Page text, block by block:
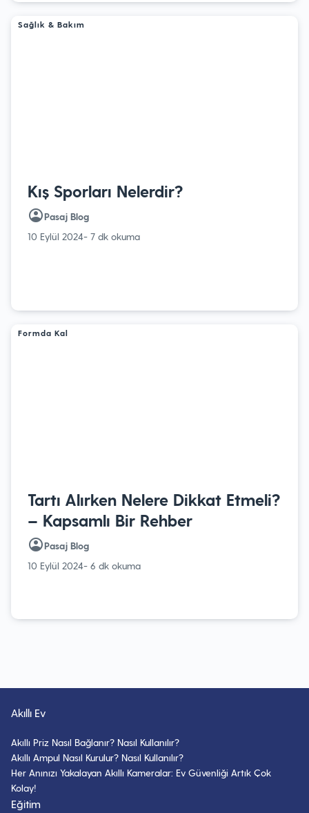
Sağlık & Bakım
Kış Sporları Nelerdir?
Pasaj Blog
10 Eylül 2024- 7 dk okuma
Formda Kal
Tartı Alırken Nelere Dikkat Etmeli?
– Kapsamlı Bir Rehber
Pasaj Blog
10 Eylül 2024- 6 dk okuma
Akıllı Ev
Akıllı Priz Nasıl Bağlanır? Nasıl Kullanılır?
Akıllı Ampul Nasıl Kurulur? Nasıl Kullanılır?
Her Anınızı Yakalayan Akıllı Kameralar: Ev Güvenliği Artık Çok
Kolay!
Eğitim